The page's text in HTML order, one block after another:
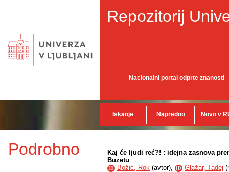
Repozitorij
Nacionalni portal odprte znanosti
Iskanje Napredno Novo v
Podrobno
Kaj će ljudi reć?! : idejna zasnova
Buzetu
ID Božić, Rok (avtor), ID Glažar, Tadej (